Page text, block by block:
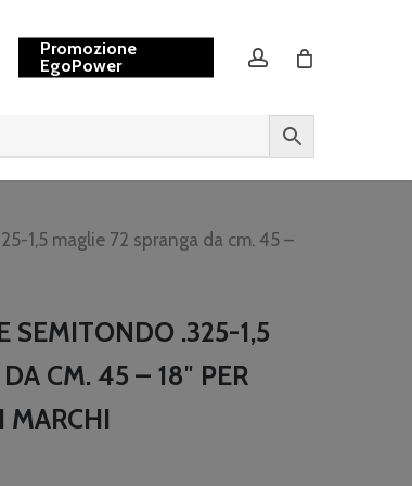
Promozione
EgoPower
account
1,5 maglie 72 spranga da cm. 45 –
SEMITONDO .325-1,5
CM. 45 – 18″ PER
MARCHI